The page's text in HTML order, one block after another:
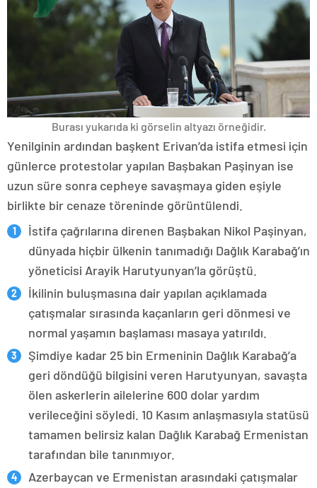
Burası yukarıda ki görselin altyazı örneğidir.
Yenilginin ardından başkent Erivan’da istifa etmesi için
günlerce protestolar yapılan Başbakan Paşinyan ise
uzun süre sonra cepheye savaşmaya giden eşiyle
birlikte bir cenaze töreninde görüntülendi.
İstifa çağrılarına direnen Başbakan Nikol Paşinyan,
dünyada hiçbir ülkenin tanımadığı Dağlık Karabağ’ın
yöneticisi Arayik Harutyunyan’la görüştü.
İkilinin buluşmasına dair yapılan açıklamada
çatışmalar sırasında kaçanların geri dönmesi ve
normal yaşamın başlaması masaya yatırıldı.
Şimdiye kadar 25 bin Ermeninin Dağlık Karabağ’a
geri döndüğü bilgisini veren Harutyunyan, savaşta
ölen askerlerin ailelerine 600 dolar yardım
verileceğini söyledi. 10 Kasım anlaşmasıyla statüsü
tamamen belirsiz kalan Dağlık Karabağ Ermenistan
tarafından bile tanınmıyor.
Azerbaycan ve Ermenistan arasındaki çatışmalar